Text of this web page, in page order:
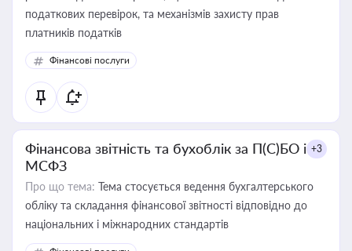
податкових перевірок, та механізмів захисту прав
платників податків
Фінансові послуги
Фінансова звітність та бухоблік за П(С)БО і
МСФЗ
+3
Про що тема: Тема стосується ведення бухгалтерського
обліку та складання фінансової звітності відповідно до
національних і міжнародних стандартів